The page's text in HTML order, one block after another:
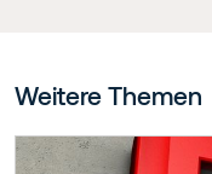
Weitere Themen